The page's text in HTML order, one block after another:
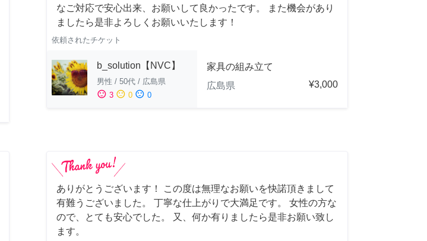
なご対応で安心出来、お願いして良かったです。 また機会があり
ましたら是非よろしくお願いいたします！
依頼されたチケット
b_solution【NVC】
男性 / 50代 / 広島県
sentiment_satisfied 3 sentiment_neutral 0 sentiment_dissatisfied 0
家具の組み立て
広島県
¥3,000
ありがとうございます！ この度は無理なお願いを快諾頂きまして
有難うございました。 丁寧な仕上がりで大満足です。 女性の方な
ので、とても安心でした。 又、何か有りましたら是非お願い致し
ます。